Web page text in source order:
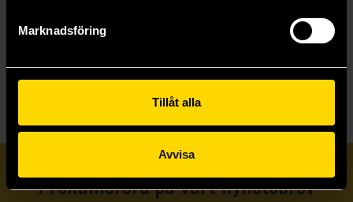
Marknadsföring
Tillåt alla
Avvisa
Visa allt
Prenumerera på vårt nyhetsbrev